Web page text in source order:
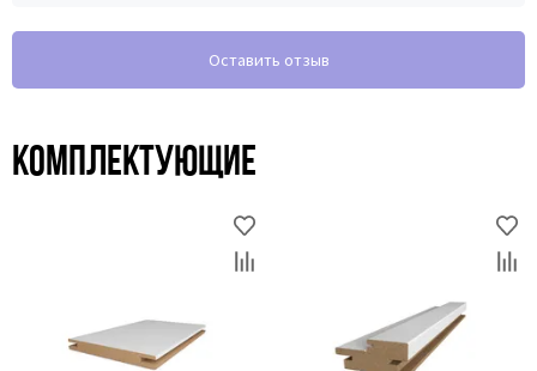
Оставить отзыв
Комплектующие